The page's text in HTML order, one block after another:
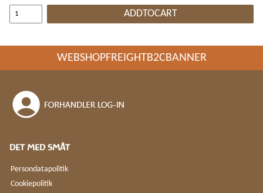
ADDTOCART
WEBSHOPFREIGHTB2CBANNER
DET MED SMÅT
Persondatapolitik
Cookiepolitik